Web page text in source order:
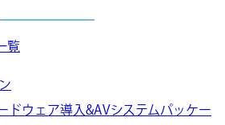
覧
ドウェア導入&AVシステムパッケー